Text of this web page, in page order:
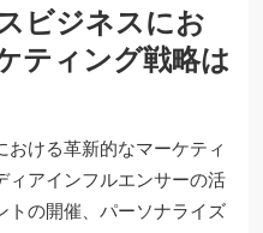
ビジネスにお
ティング戦略は
ける革新的なマーケティ
ィアインフルエンサーの活
トの開催、パーソナライズ